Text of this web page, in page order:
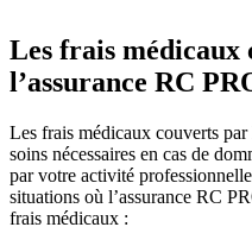
Les frais médicaux
l’assurance RC
Les frais médicaux couverts
soins nécessaires en cas de
par votre activité
situations où l’assurance RC
frais médicaux :